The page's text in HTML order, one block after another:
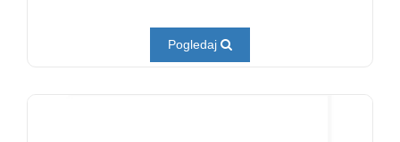
Pogledaj